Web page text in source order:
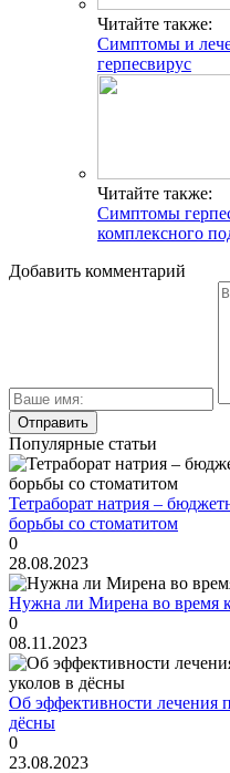
Читайте также:
Симптомы и
герпесвирус
Читайте также:
Симптомы
комплексного
Добавить комментарий
Популярные статьи
Тетраборат натрия –
борьбы со стоматитом
0
28.08.2023
Нужна ли Мирена во время
0
08.11.2023
Об эффективности лечения
дёсны
0
23.08.2023